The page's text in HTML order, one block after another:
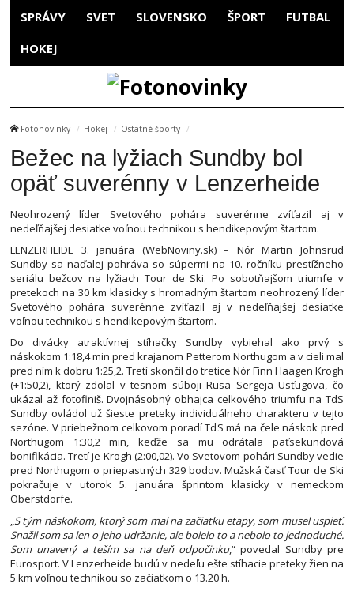
SPRÁVY SVET SLOVENSKO ŠPORT FUTBAL
HOKEJ
Fotonovinky Hokej Ostatné športy
Bežec na lyžiach Sundby bol
opäť suverénny v Lenzerheide
Neohrozený líder Svetového pohára suverénne zvíťazil aj v
nedeľňajšej desiatke voľnou technikou s hendikepovým štartom.
LENZERHEIDE 3. januára (WebNoviny.sk) – Nór Martin Johnsrud
Sundby sa naďalej pohráva so súpermi na 10. ročníku prestížneho
seriálu bežcov na lyžiach Tour de Ski. Po sobotňajšom triumfe v
pretekoch na 30 km klasicky s hromadným štartom neohrozený líder
Svetového pohára suverénne zvíťazil aj v nedeľňajšej desiatke
voľnou technikou s hendikepovým štartom.
Do divácky atraktívnej stíhačky Sundby vybiehal ako prvý s
náskokom 1:18,4 min pred krajanom Petterom Northugom a v cieli mal
pred ním k dobru 1:25,2. Tretí skončil do tretice Nór Finn Haagen Krogh
(+1:50,2), ktorý zdolal v tesnom súboji Rusa Sergeja Usťugova, čo
ukázal až fotofiniš. Dvojnásobný obhajca celkového triumfu na TdS
Sundby ovládol už šieste preteky individuálneho charakteru v tejto
sezóne. V priebežnom celkovom poradí TdS má na čele náskok pred
Northugom 1:30,2 min, keďže sa mu odrátala päťsekundová
bonifikácia. Tretí je Krogh (2:00,02). Vo Svetovom pohári Sundby vedie
pred Northugom o priepastných 329 bodov. Mužská časť Tour de Ski
pokračuje v utorok 5. januára šprintom klasicky v nemeckom
Oberstdorfe.
„S tým náskokom, ktorý som mal na začiatku etapy, som musel uspieť.
Snažil som sa len o jeho udržanie, ale bolelo to a nebolo to jednoduché.
Som unavený a teším sa na deň odpočinku,“ povedal Sundby pre
Eurosport. V Lenzerheide budú v nedeľu ešte stíhacie preteky žien na
5 km voľnou technikou so začiatkom o 13.20 h.